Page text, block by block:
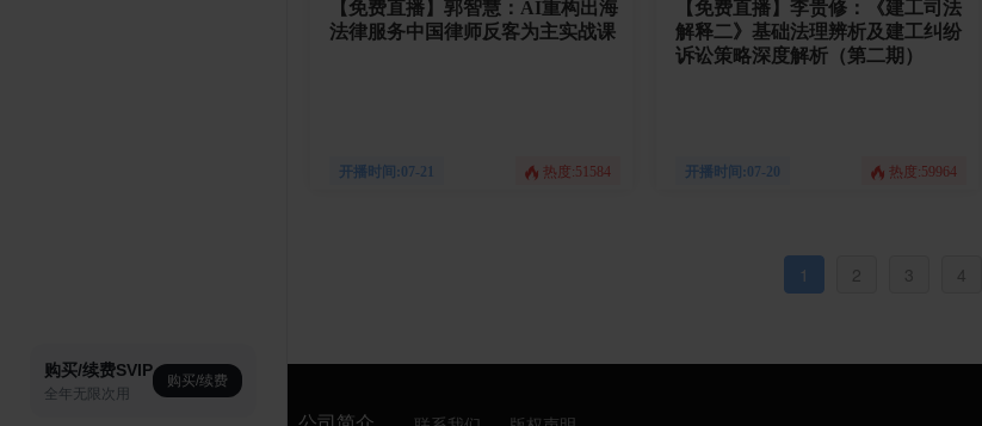
购买/续费SVIP
全年无限次用
购买/续费
【免费直播】郭智慧：AI重构出海
法律服务中国律师反客为主实战课
开播时间:07-21 热度:51584
【免费直播】李贵修：《建工司法
解释二》基础法理辨析及建工纠纷
诉讼策略深度解析（第二期）
开播时间:07-20 热度:59964
1 2 3 4